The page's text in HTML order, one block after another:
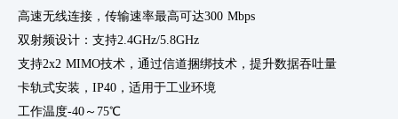
高速无线连接，传输速率最高可达300 Mbps
双射频设计：支持2.4GHz/5.8GHz
支持2x2 MIMO技术，通过信道捆绑技术，提升数据吞吐量
卡轨式安装， IP40，适用于工业环境
工作温度-40～75℃